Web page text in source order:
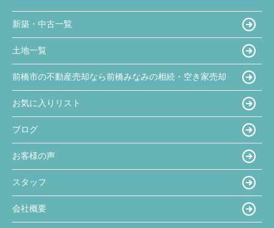
新築・中古一覧
土地一覧
前橋市の不動産売却なら前橋みなみの相続・空き家売却
お気に入りリスト
ブログ
お客様の声
スタッフ
会社概要